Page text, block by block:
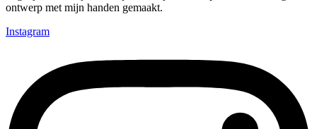
ontwerp met mijn handen gemaakt.
Instagram